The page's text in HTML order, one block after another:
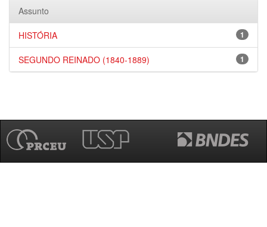
Assunto
1
HISTÓRIA
1
SEGUNDO REINADO (1840-1889)